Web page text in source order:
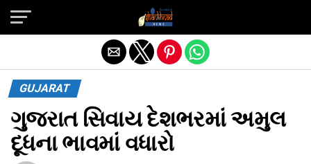
GUJARAT
ગુજરાત સિવાય દેશભરમાં અમુલ
દૂધના ભાવમાં વધારો
Exit mobile version